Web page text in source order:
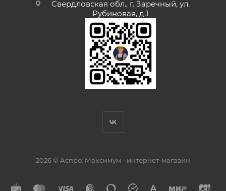
Свердловская обл., г. Заречный, ул.
Рубиновая, д.1
2026 © Аспро: Максимум - интернет-магазин